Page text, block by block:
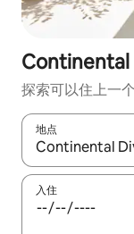
Continental
探索可以住上一
地点
如有搜索结果，
入住